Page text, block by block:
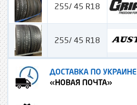
255/ 45 R18
255/ 45 R18
ДОСТАВКА ПО УКРАИНЕ
«НОВАЯ ПОЧТА»